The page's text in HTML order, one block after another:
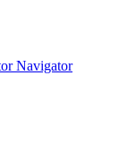
Navigator